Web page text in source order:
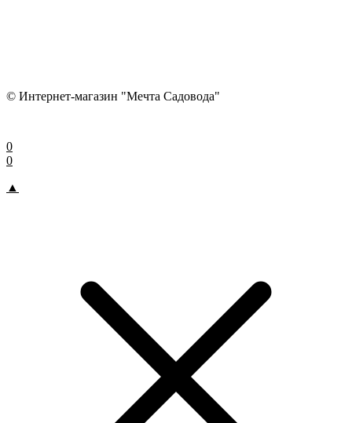
© Интернет-магазин "Мечта Садовода"
0
0
▲